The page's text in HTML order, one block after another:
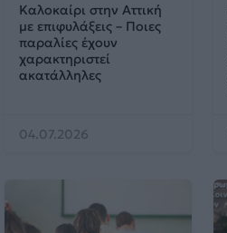
Καλοκαίρι στην Αττική
με επιφυλάξεις – Ποιες
παραλίες έχουν
χαρακτηριστεί
ακατάλληλες
04.07.2026